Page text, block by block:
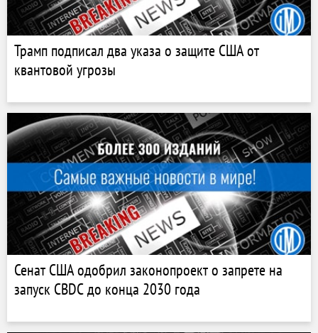
Трамп подписал два указа о защите США от
квантовой угрозы
Сенат США одобрил законопроект о запрете на
запуск CBDC до конца 2030 года